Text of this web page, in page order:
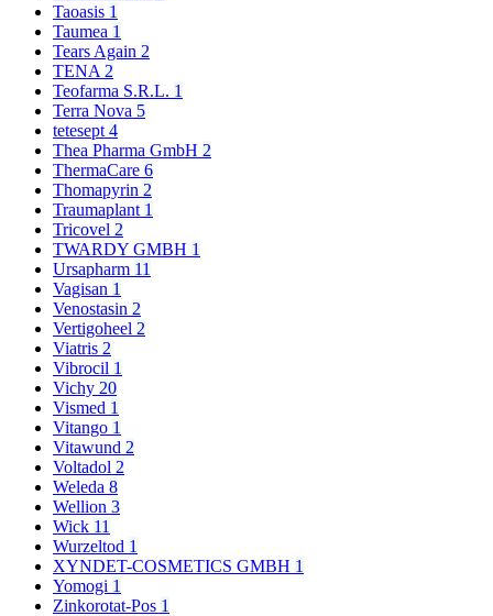
Taoasis 1
Taumea 1
Tears Again 2
TENA 2
Teofarma S.R.L. 1
Terra Nova 5
tetesept 4
Thea Pharma GmbH 2
ThermaCare 6
Thomapyrin 2
Traumaplant 1
Tricovel 2
TWARDY GMBH 1
Ursapharm 11
Vagisan 1
Venostasin 2
Vertigoheel 2
Viatris 2
Vibrocil 1
Vichy 20
Vismed 1
Vitango 1
Vitawund 2
Voltadol 2
Weleda 8
Wellion 3
Wick 11
Wurzeltod 1
XYNDET-COSMETICS GMBH 1
Yomogi 1
Zinkorotat-Pos 1